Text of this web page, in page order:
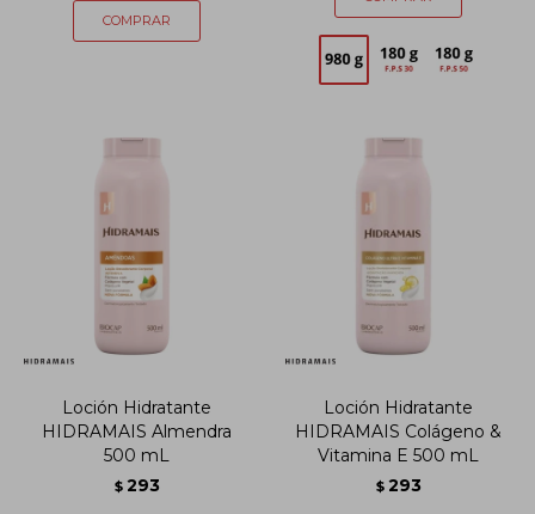
Loción Hidratante
HIDRAMAIS Almendra
500 mL
$ 293
Loción Hidratante
HIDRAMAIS Colágeno &
Vitamina E 500 mL
$ 293